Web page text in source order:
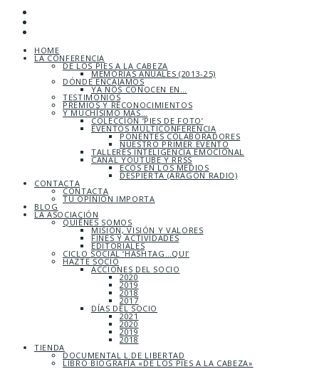
HOME
LA CONFERENCIA
DE LOS PIES A LA CABEZA
MEMORIAS ANUALES (2013-25)
DÓNDE ENCAJAMOS
YA NOS CONOCEN EN…
TESTIMONIOS
PREMIOS Y RECONOCIMIENTOS
Y MUCHÍSIMO MÁS…
COLECCIÓN ‘PIES DE FOTO’
EVENTOS MULTICONFERENCIA
PONENTES COLABORADORES
NUESTRO PRIMER EVENTO
TALLERES INTELIGENCIA EMOCIONAL
CANAL YOUTUBE Y RRSS
ECOS EN LOS MEDIOS
DESPIERTA (ARAGÓN RADIO)
CONTACTA
CONTACTA
TU OPINIÓN IMPORTA
BLOG
LA ASOCIACIÓN
QUIÉNES SOMOS
MISIÓN, VISIÓN Y VALORES
FINES Y ACTIVIDADES
EDITORIALES
CICLO SOCIAL ‘HASHTAG…QUI’
HAZTE SOCIO
ACCIONES DEL SOCIO
2020
2019
2018
2017
DÍAS DEL SOCIO
2021
2020
2019
2018
TIENDA
DOCUMENTAL L DE LIBERTAD
LIBRO BIOGRAFÍA «DE LOS PIES A LA CABEZA»